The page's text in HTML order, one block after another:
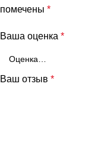
помечены *
Ваша оценка *
Ваш отзыв *